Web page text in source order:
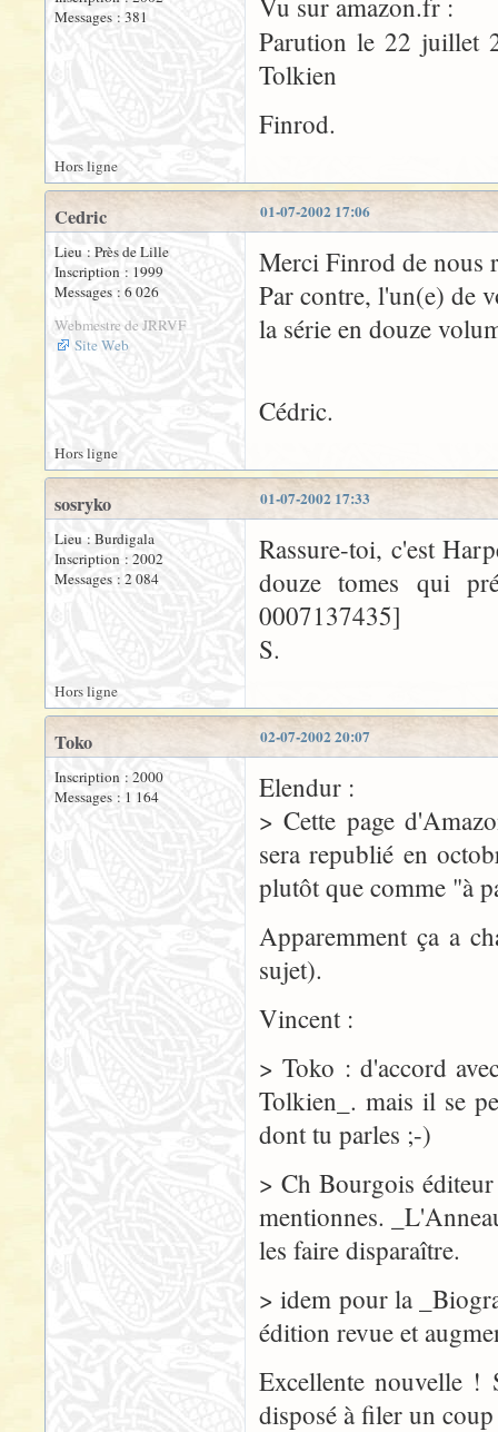
Messages : 381
Vu sur amazon.fr :
Parution le 22 juillet
Tolkien
Finrod.
Hors ligne
01-07-2002 17:06
Cedric
Lieu : Près de Lille
Inscription : 1999
Messages : 6 026
Webmestre de JRRVF
Site Web
Merci Finrod de nous
Par contre, l'un(e) de
la série en douze
Cédric.
Hors ligne
01-07-2002 17:33
sosryko
Lieu : Burdigala
Inscription : 2002
Messages : 2 084
Rassure-toi, c'est
douze tomes qui
0007137435]
S.
Hors ligne
02-07-2002 20:07
Toko
Inscription : 2000
Messages : 1 164
Elendur :
> Cette page
sera republié en
plutôt que comme "à
Apparemment ça a
sujet).
Vincent :
> Toko : d'accord
Tolkien_. mais il se
dont tu parles ;-)
> Ch Bourgois
mentionnes.
les faire disparaître.
> idem pour la
édition revue et
Excellente nouvelle !
disposé à filer un